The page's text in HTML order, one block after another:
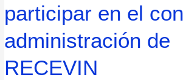
participar en el
administración de
RECEVIN